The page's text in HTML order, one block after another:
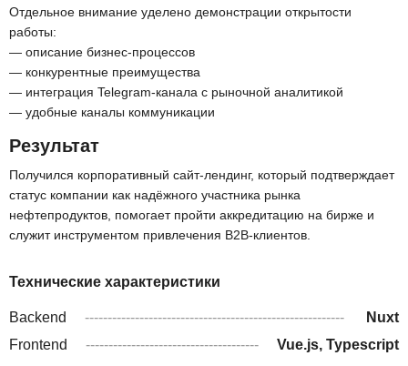
Отдельное внимание уделено демонстрации открытости
работы:
— описание бизнес-процессов
— конкурентные преимущества
— интеграция Telegram-канала с рыночной аналитикой
— удобные каналы коммуникации
Результат
Получился корпоративный сайт-лендинг, который подтверждает
статус компании как надёжного участника рынка
нефтепродуктов, помогает пройти аккредитацию на бирже и
служит инструментом привлечения B2B-клиентов.
Технические характеристики
Backend
---------------------------------------------------------
----------------------------------------
Nuxt
Frontend
--------------------------------------
Vue.js, Typescript